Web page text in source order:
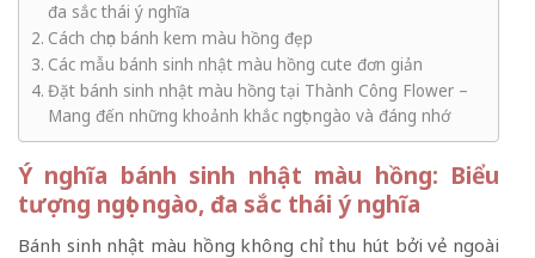
đa sắc thái ý nghĩa
Cách chọn bánh kem màu hồng đẹp
Các mẫu bánh sinh nhật màu hồng cute đơn giản
Đặt bánh sinh nhật màu hồng tại Thành Công Flower –
Mang đến những khoảnh khắc ngọt ngào và đáng nhớ
Ý nghĩa bánh sinh nhật màu hồng: Biểu
tượng ngọt ngào, đa sắc thái ý nghĩa
Bánh sinh nhật màu hồng không chỉ thu hút bởi vẻ ngoài